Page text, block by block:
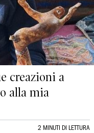
creazioni a
alla mia
2 MINUTI DI LETTURA